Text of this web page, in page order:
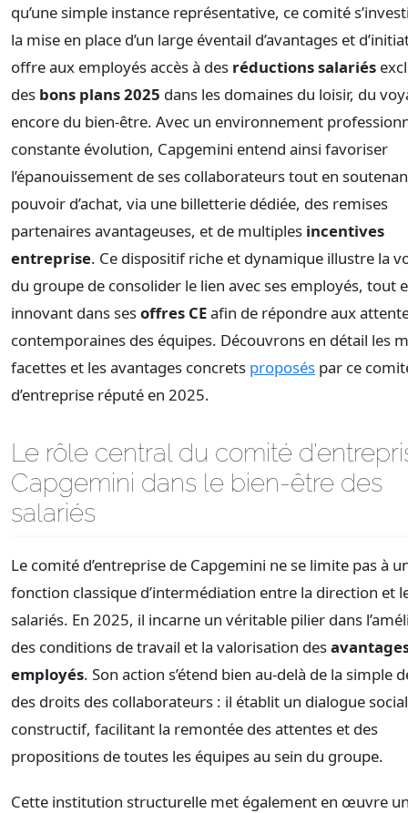
qu’une simple instance représentative, ce comité
la mise en place d’un large éventail d’avantages et
offre aux employés accès à des réductions salariés
des bons plans 2025 dans les domaines du loisir, du
encore du bien-être. Avec un environnement
constante évolution, Capgemini entend ainsi favoriser
l’épanouissement de ses collaborateurs tout en
pouvoir d’achat, via une billetterie dédiée, des remises
partenaires avantageuses, et de multiples incentives
entreprise. Ce dispositif riche et dynamique illustre la
du groupe de consolider le lien avec ses employés, tout
innovant dans sesoffres CEafin de répondre aux
contemporaines des équipes. Découvrons en détail les
facettes et les avantages concrets proposés par ce
d’entreprise réputé en 2025.
Le rôle central du comité
Capgemini dans le bien-être des
salariés
Le comité d’entreprise de Capgemini ne se limite pas à
fonction classique d’intermédiation entre la direction et
salariés. En 2025, il incarne un véritable pilier dans
des conditions de travail et la valorisation des
employés. Son action s’étend bien au-delà de la simple
des droits des collaborateurs : il établit un dialogue social
constructif, facilitant la remontée des attentes et des
propositions de toutes les équipes au sein du groupe.
Cette institution structurelle met également en œuvre